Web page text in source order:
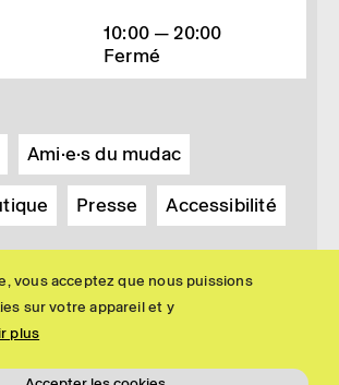
vous acceptez que nous puissions
sur votre appareil et y
plus
10:00 — 20:00
Fermé
Ami·e·s du mudac
Presse Accessibilité